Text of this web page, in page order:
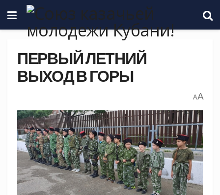
ПЕРВЫЙ ЛЕТНИЙ
ВЫХОД В ГОРЫ
AA